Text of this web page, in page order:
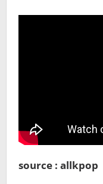
source : allkpop